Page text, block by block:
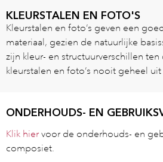
KLEURSTALEN EN FOTO'S
Kleurstalen en foto’s geven een
materiaal, gezien de natuurlijke
zijn kleur- en structuurverschillen ten
kleurstalen en foto’s nooit geheel
ONDERHOUDS- EN
Klik hiervoor de onderhouds- en
composiet.